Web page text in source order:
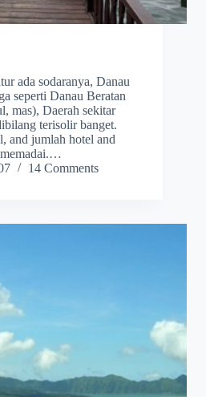
ada sodaranya, Danau
seperti Danau Beratan
mas), Daerah sekitar
terisolir banget.
and jumlah hotel and
memadai.…
14 Comments